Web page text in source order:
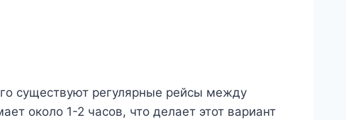
существуют регулярные рейсы между
около 1-2 часов, что делает этот вариант